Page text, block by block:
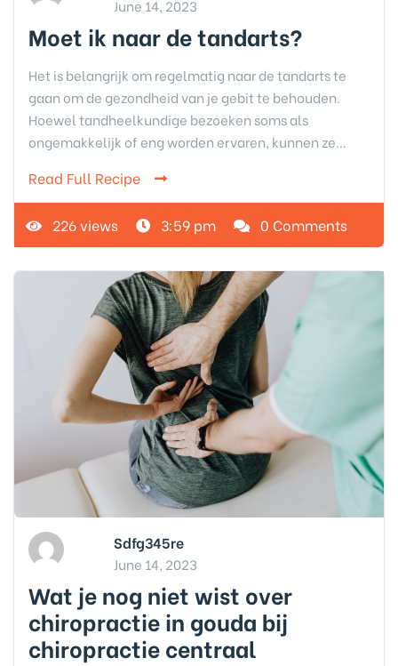
June 14, 2023
Moet ik naar de tandarts?
Het is belangrijk om regelmatig naar de tandarts te
gaan om de gezondheid van je gebit te behouden.
Hoewel tandheelkundige bezoeken soms als
ongemakkelijk of eng worden ervaren, kunnen ze…
Read Full Recipe
226 views 3:59 pm 0 Comments
Sdfg345re
June 14, 2023
Wat je nog niet wist over
chiropractie in gouda bij
chiropractie centraal